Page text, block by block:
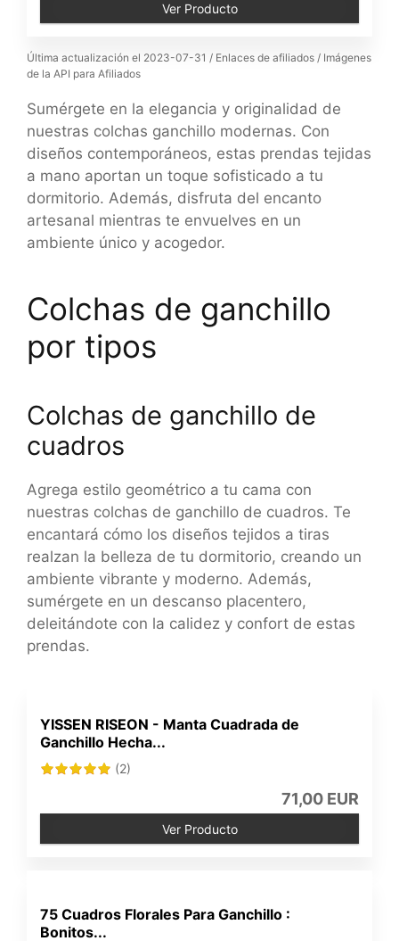
Ver Producto
Última actualización el 2023-07-31 / Enlaces de afiliados / Imágenes
de la API para Afiliados
Sumérgete en la elegancia y originalidad de
nuestras colchas ganchillo modernas. Con
diseños contemporáneos, estas prendas tejidas
a mano aportan un toque sofisticado a tu
dormitorio. Además, disfruta del encanto
artesanal mientras te envuelves en un
ambiente único y acogedor.
Colchas de ganchillo
por tipos
Colchas de ganchillo de
cuadros
Agrega estilo geométrico a tu cama con
nuestras colchas de ganchillo de cuadros. Te
encantará cómo los diseños tejidos a tiras
realzan la belleza de tu dormitorio, creando un
ambiente vibrante y moderno. Además,
sumérgete en un descanso placentero,
deleitándote con la calidez y confort de estas
prendas.
YISSEN RISEON - Manta Cuadrada de
Ganchillo Hecha...
(2)
71,00 EUR
Ver Producto
75 Cuadros Florales Para Ganchillo :
Bonitos...